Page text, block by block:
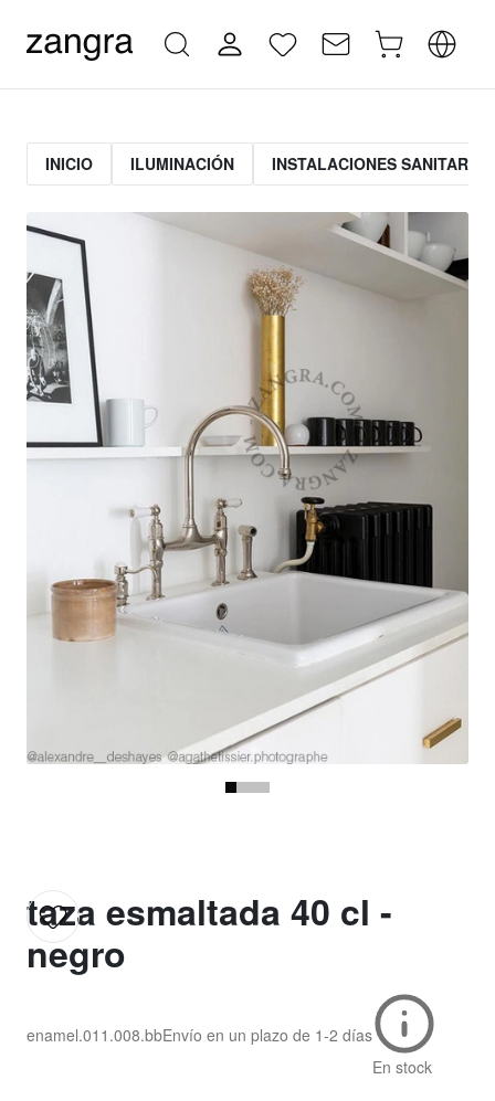
INICIO ILUMINACIÓN INSTALACIONES SANITARIAS
taza esmaltada 40 cl -
negro
enamel.011.008.bbEnvío en un plazo de 1-2 días
En stock